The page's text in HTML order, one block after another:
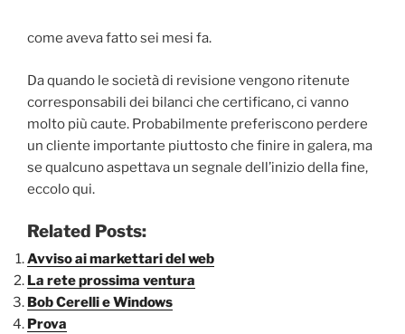
come aveva fatto sei mesi fa.
Da quando le società di revisione vengono ritenute
corresponsabili dei bilanci che certificano, ci vanno
molto più caute. Probabilmente preferiscono perdere
un cliente importante piuttosto che finire in galera, ma
se qualcuno aspettava un segnale dell’inizio della fine,
eccolo qui.
Related Posts:
Avviso ai markettari del web
La rete prossima ventura
Bob Cerelli e Windows
Prova